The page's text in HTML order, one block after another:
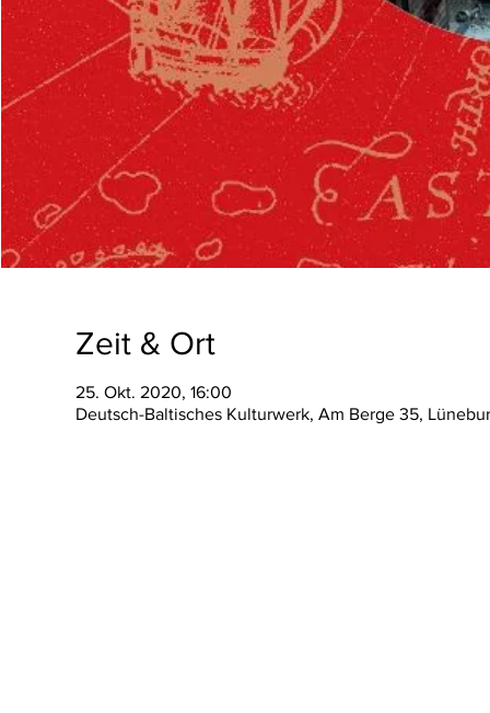
Zeit & Ort
25. Okt. 2020, 16:00
Deutsch-Baltisches Kulturwerk, Am Berge 35,